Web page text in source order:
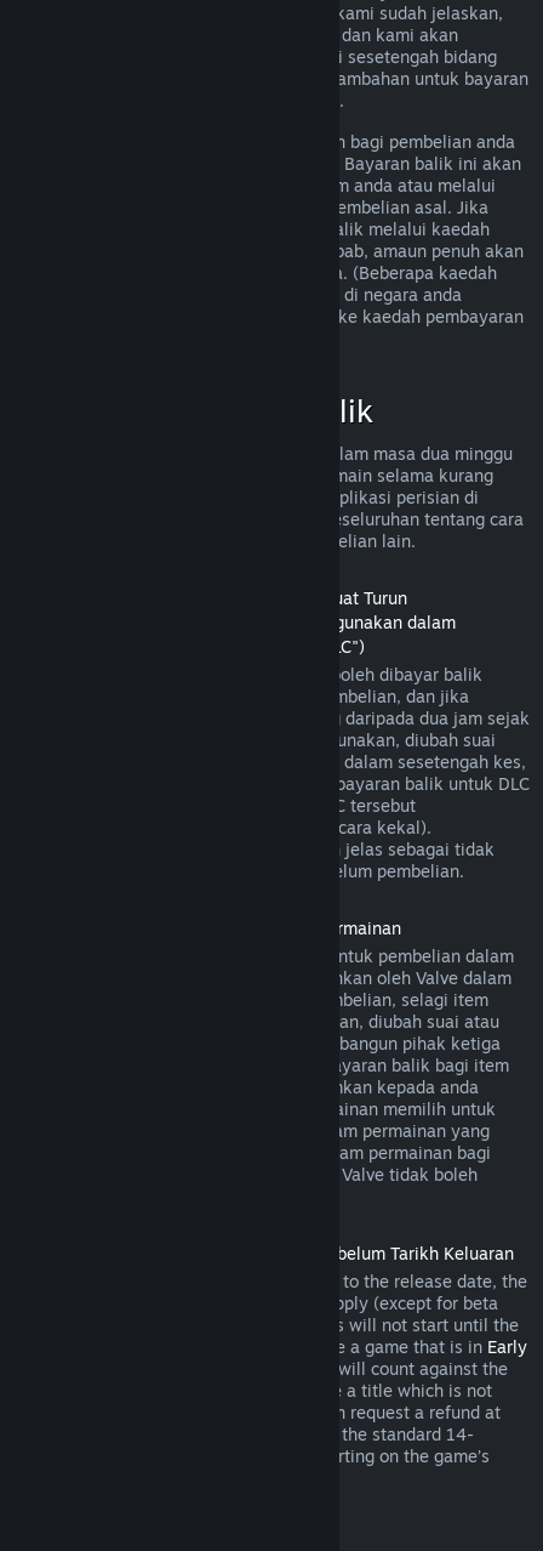
memenuhi peraturan bayaran balik yang kami sudah jelaskan,
anda masih boleh meminta bayaran balik dan kami akan
menyemak permintaan anda. Pengguna di sesetengah bidang
kuasa mungkin boleh mendapatkan hak tambahan untuk bayaran
balik sekiranya permainan tersebut rosak.
Anda akan menerima bayaran balik penuh bagi pembelian anda
dalam masa seminggu selepas kelulusan. Bayaran balik ini akan
dimasukkan ke dalam dana Dompet Steam anda atau melalui
kaedah pembayaran yang sama seperti pembelian asal. Jika
Steam tidak dapat memproses bayaran balik melalui kaedah
pembayaran awal anda atas sebarang sebab, amaun penuh akan
dikreditkan ke dalam Dompet Steam anda. (Beberapa kaedah
pembayaran yang tersedia melalui Steam di negara anda
mungkin tidak menyokong bayaran balik ke kaedah pembayaran
Kelayakan Bayaran Balik
Tawaran bayaran balik Steam terpakai dalam masa dua minggu
selepas pembelian dan dengan masa bermain selama kurang
daripada dua jam, untuk permainan dan aplikasi perisian di
gedung Steam. Berikut ialah gambaran keseluruhan tentang cara
bayaran balik berfungsi untuk jenis pembelian lain.
Bayaran Balik untuk Kandungan Boleh Muat Turun
(Kandungan gedung Steam yang boleh digunakan dalam
permainan atau aplikasi perisian lain, "DLC")
DLC yang dibeli daripada gedung Steam boleh dibayar balik
dalam masa empat belas hari selepas pembelian, dan jika
permainan utama telah dimainkan kurang daripada dua jam sejak
DLC dibeli, selagi DLC tersebut belum digunakan, diubah suai
atau dipindahkan. Harap maklum bahawa dalam sesetengah kes,
Steam mungkin tidak dapat memberikan bayaran balik untuk DLC
pihak ketiga tertentu (contohnya, jika DLC tersebut
meningkatkan tahap watak permainan secara kekal).
Pengecualian ini akan ditandakan dengan jelas sebagai tidak
boleh dibayar balik di halaman Store sebelum pembelian.
Bayaran balik untuk Pembelian Dalam Permainan
Steam akan menawarkan bayaran balik untuk pembelian dalam
permainan bagi permainan yang dibangunkan oleh Valve dalam
masa empat puluh lapan jam selepas pembelian, selagi item
dalam permainan tersebut belum digunakan, diubah suai atau
dipindahkan. Berdasarkan syarat ini, pembangun pihak ketiga
mempunyai pilihan untuk mendayakan bayaran balik bagi item
dalam permainan. Steam akan memaklumkan kepada anda
semasa pembelian jika pembangun permainan memilih untuk
menawarkan bayaran balik bagi item dalam permainan yang
anda bakal beli. Jika tidak, pembelian dalam permainan bagi
permainan yang bukan dibangunkan oleh Valve tidak boleh
Bayaran Balik untuk Tajuk yang Dibeli Sebelum Tarikh Keluaran
When you purchase a title on Steam prior to the release date, the
two-hour playtime limit for refunds will apply (except for beta
testing), but the 14-day period for refunds will not start until the
release date. For example, if you purchase a game that is in Early
, any playtime will count against the
two-hour refund limit. If you pre-purchase a title which is not
playable prior to the release date, you can request a refund at
any time prior to release of that title, and the standard 14-
day/two-hour refund period will apply starting on the game’s